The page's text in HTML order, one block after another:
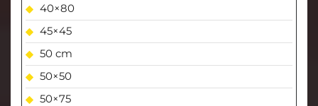
40×80
45×45
50 cm
50×50
50×75